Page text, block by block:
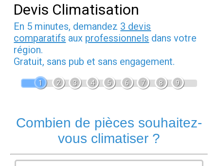
Devis Climatisation
En 5 minutes, demandez 3 devis
comparatifs aux professionnels dans votre
région.
Gratuit, sans pub et sans engagement.
1 2 3 4 5 6 7 8 9
Combien de pièces souhaitez-
vous climatiser ?